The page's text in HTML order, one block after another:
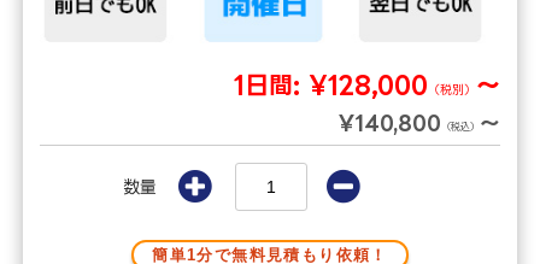
1日間: ¥128,000 （税別） ～
¥140,800 （税込） ～
数量
簡単1分で無料見積もり依頼！